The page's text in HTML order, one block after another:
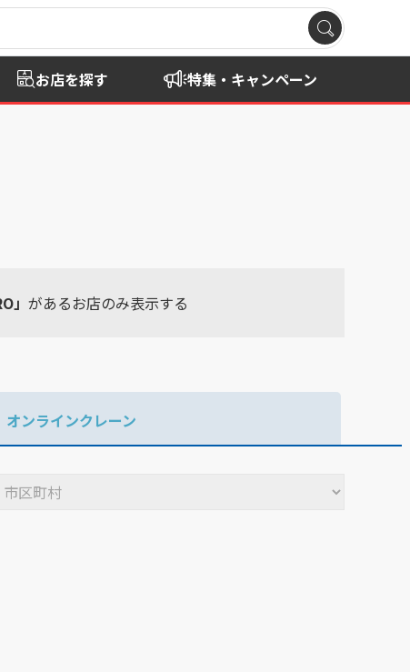
お店を探す 特集・キャンペーン
」 があるお店のみ表示する
オンラインクレーン